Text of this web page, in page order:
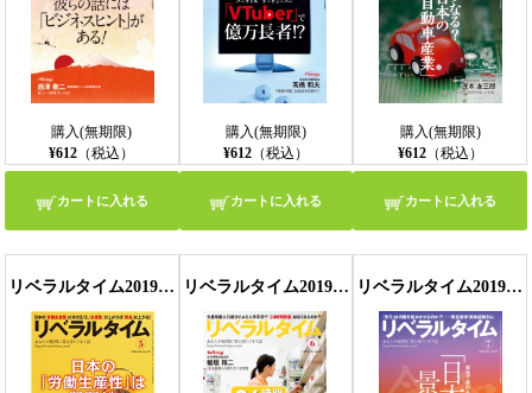
購入(無期限)
¥612 （税込）
カートに入れる
購入(無期限)
¥612（税込）
カートに入れる
購入(無期限)
¥612（税込）
カートに入れる
リベラルタイム2019年5月号 リベラルタイム2019年6月号 リベラルタイム2019年7月号